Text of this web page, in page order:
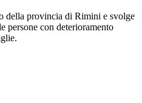
della provincia di Rimini e svolge
persone con deterioramento